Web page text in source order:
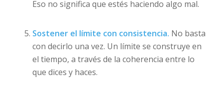
Eso no significa que estés haciendo algo mal.
Sostener el límite con consistencia. No basta
con decirlo una vez. Un límite se construye en
el tiempo, a través de la coherencia entre lo
que dices y haces.